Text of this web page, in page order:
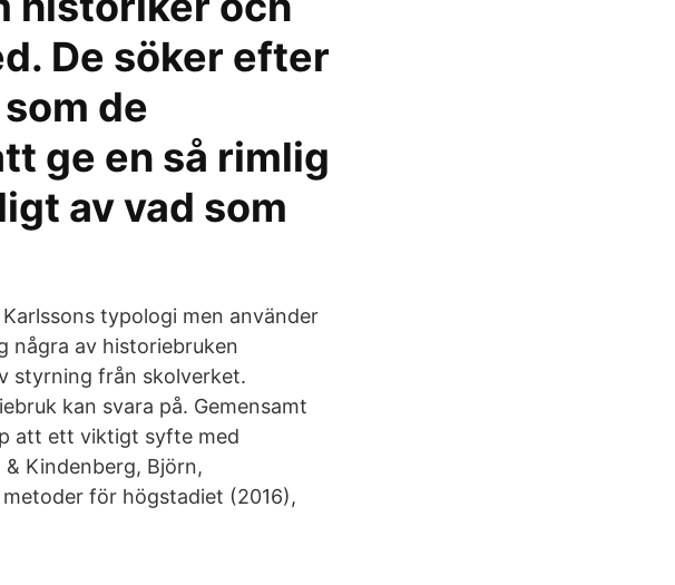
De söker efter
de
ge en så rimlig
av vad som
typologi men använder
några av historiebruken
styrning från skolverket.
kan svara på. Gemensamt
att ett viktigt syfte med
Kindenberg, Björn,
för högstadiet (2016),